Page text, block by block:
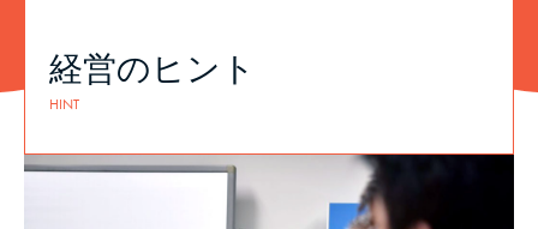
経営のヒント
HINT